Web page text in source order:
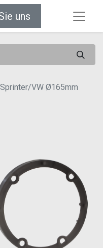
uns
VW Ø165mm